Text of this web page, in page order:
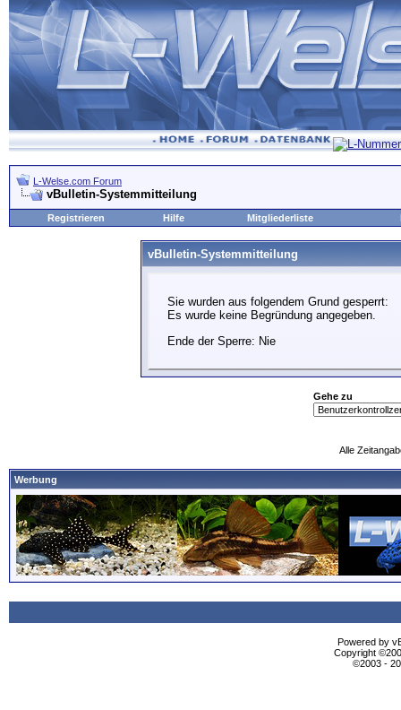
L-Welse.com Forum
vBulletin-Systemmitteilung
Registrieren Hilfe Mitgliederliste
vBulletin-Systemmitteilung
Sie wurden aus folgendem Grund gesperrt:
Es wurde keine Begründung angegeben.
Ende der Sperre: Nie
Gehe zu
Alle
Werbung
Powered by
Copyright
©2003 -